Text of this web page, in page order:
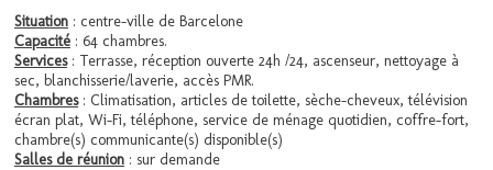
Situation : centre-ville de Barcelone
Capacité : 64 chambres.
Services: Terrasse, réception ouverte 24h /24, ascenseur, nettoyage à
sec, blanchisserie/laverie, accès PMR.
Chambres: Climatisation, articles de toilette, sèche-cheveux, télévision
écran plat, Wi-Fi, téléphone, service de ménage quotidien, coffre-fort,
chambre(s) communicante(s) disponible(s)
Salles de réunion : sur demande